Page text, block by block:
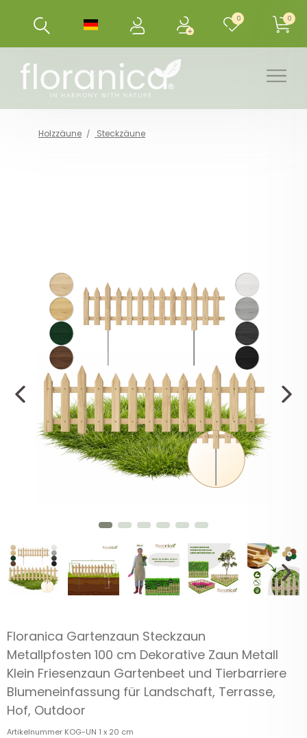
0 0
Holzzäune Steckzäune
Floranica Gartenzaun Steckzaun
Metallpfosten 100 cm Dekorative Zaun Metall
Klein Friesenzaun Gartenbeet und Tierbarriere
Blumeneinfassung für Landschaft, Terrasse,
Hof, Outdoor
Artikelnummer KOG-UN 1 x 20 cm